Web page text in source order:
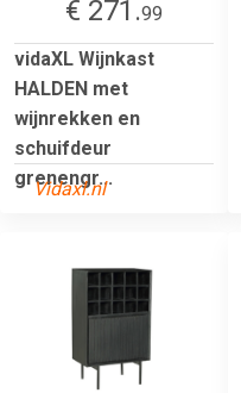
€ 271.99
vidaXL Wijnkast
HALDEN met
wijnrekken en
schuifdeur
grenengr...
Vidaxl.nl